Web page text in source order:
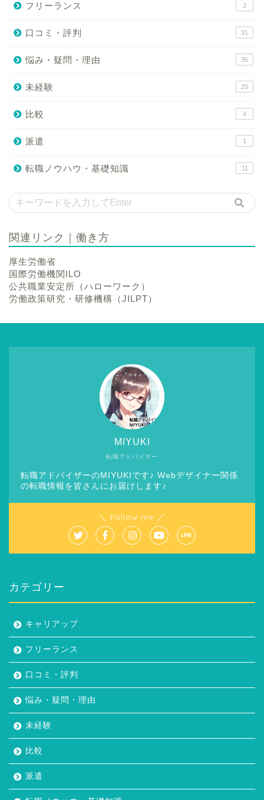
フリーランス 2
口コミ・評判 31
悩み・疑問・理由 35
未経験 25
比較 4
派遣 1
転職ノウハウ・基礎知識 11
関連リンク｜働き方
厚生労働省
国際労働機関ILO
公共職業安定所（ハローワーク）
労働政策研究・研修機構（JILPT）
転職アドバイザー
MIYUKI
転職アドバイザーのMIYUKIです♪ Webデザイナー関係
の転職情報を皆さんにお届けします♪
＼ Follow me ／
カテゴリー
キャリアップ
フリーランス
口コミ・評判
悩み・疑問・理由
未経験
比較
派遣